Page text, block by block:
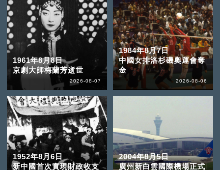
1961年8月8日
京劇大師梅蘭芳逝世
2026-08-07
1984年8月7日
中國女排洛杉磯奧運會奪
金
2026-08-06
1952年8月6日
新中國首次實現財政收支
2004年8月5日
廣州新白雲國際機場正式